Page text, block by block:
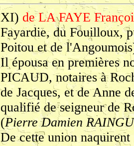
XI) de LA FAYE
Fayardie, du Fouilloux,
Poitou et de
Il épousa en premières
PICAUD, notaires à
de Jacques, et de Anne
qualifié de seigneur de
(Pierre Damien
De cette union naquirent